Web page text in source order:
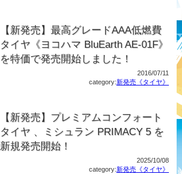
【新発売】最高グレードAAA低燃費
タイヤ《ヨコハマ BluEarth AE-01F》
を特価で発売開始しました！
2016/07/11
category:新発売《タイヤ》
【新発売】プレミアムコンフォート
タイヤ 、ミシュラン PRIMACY 5 を
新規発売開始！
2025/10/08
category:新発売《タイヤ》